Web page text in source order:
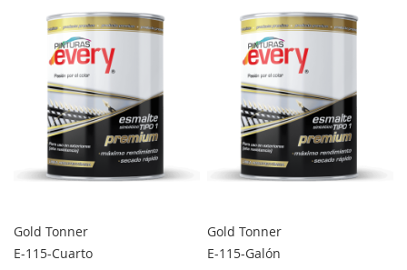
LA
LISTA
DE
DESEOS
COMPARAR
LA
LISTA
DE
DESEOS
COMPARAR
Gold Tonner
E-115-Cuarto
Gold Tonner
E-115-Galón